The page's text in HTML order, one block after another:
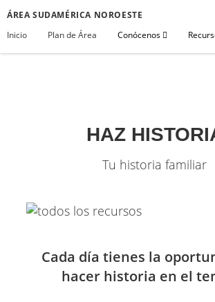
ÁREA SUDAMÉRICA NOROESTE
Inicio
Plan de Área Conócenos
HAZ
Tu historia familiar
Cada día tienes la
hacer historia en el